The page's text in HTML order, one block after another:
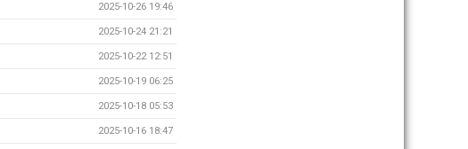
2025-10-26 19:46
2025-10-24 21:21
2025-10-22 12:51
2025-10-19 06:25
2025-10-18 05:53
2025-10-16 18:47